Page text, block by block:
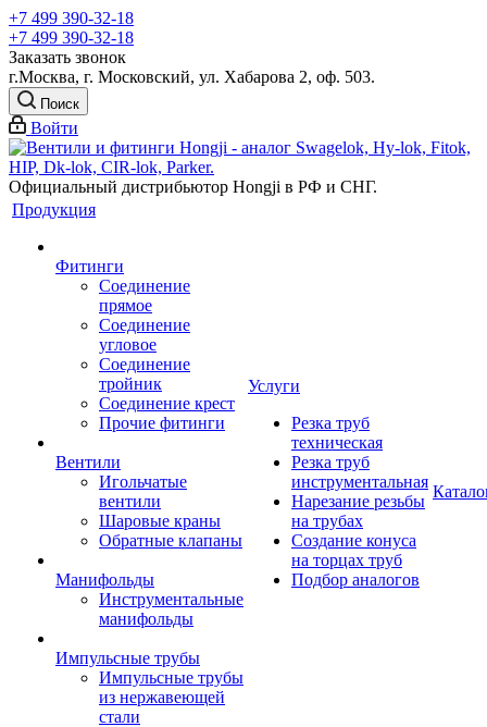
+7 499 390-32-18
+7 499 390-32-18
Заказать звонок
г.Москва, г. Московский, ул. Хабарова 2, оф. 503.
Поиск
Войти
Официальный дистрибьютор Hongji в РФ и СНГ.
Продукция
Фитинги
Соединение
прямое
Соединение
угловое
Соединение
тройник
Соединение крест
Прочие фитинги
Вентили
Игольчатые
вентили
Шаровые краны
Обратные клапаны
Манифольды
Инструментальные
манифольды
Импульсные трубы
Импульсные трубы
из нержавеющей
стали
Услуги
Резка труб
техническая
Резка труб
инструментальная
Нарезание резьбы
на трубах
Создание конуса
на торцах труб
Подбор аналогов